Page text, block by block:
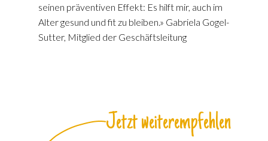
seinen präventiven Effekt: Es hilft mir, auch im
Alter gesund und fit zu bleiben.» Gabriela Gogel-
Sutter, Mitglied der Geschäftsleitung
Jetzt weiterempfehlen